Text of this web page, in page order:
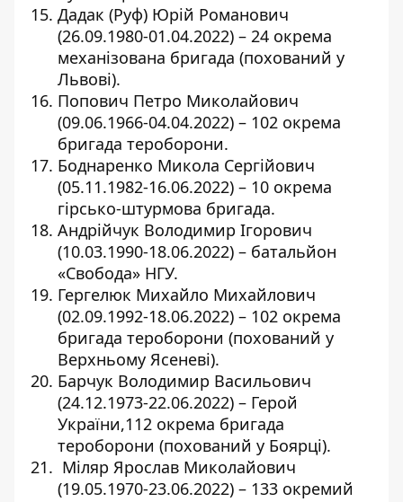
Дадак (Руф) Юрій Романович
(26.09.1980-01.04.2022) – 24 окрема
механізована бригада (похований у
Львові).
Попович Петро Миколайович
(09.06.1966-04.04.2022) – 102 окрема
бригада тероборони.
Боднаренко Микола Сергійович
(05.11.1982-16.06.2022) – 10 окрема
гірсько-штурмова бригада.
Андрійчук Володимир Ігорович
(10.03.1990-18.06.2022) – батальйон
«Свобода» НГУ.
Гергелюк Михайло Михайлович
(02.09.1992-18.06.2022) – 102 окрема
бригада тероборони (похований у
Верхньому Ясеневі).
Барчук Володимир Васильович
(24.12.1973-22.06.2022) – Герой
України,112 окрема бригада
тероборони (похований у Боярці).
Міляр Ярослав Миколайович
(19.05.1970-23.06.2022) – 133 окремий